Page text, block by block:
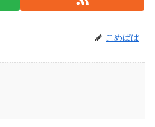
こめぱぱ